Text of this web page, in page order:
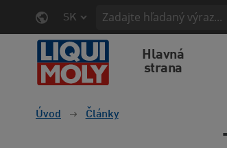
SK
Hlavná
strana
Úvod Články